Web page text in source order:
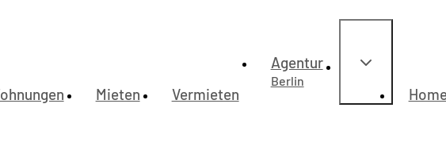
Mieten Vermieten
Agentur
Berlin
Berg, möbliert
möbliert